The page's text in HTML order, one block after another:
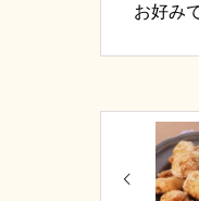
お好み